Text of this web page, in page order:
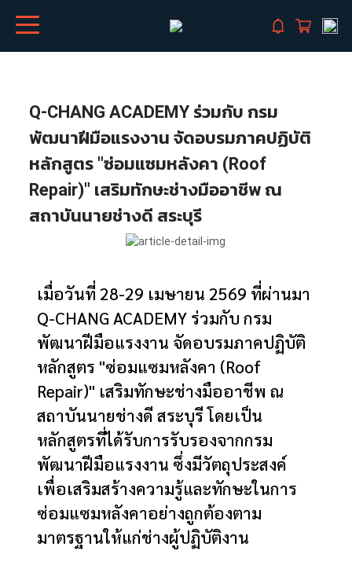
Q-CHANG ACADEMY ร่วมกับ กรม
พัฒนาฝีมือแรงงาน จัดอบรมภาคปฏิบัติ
หลักสูตร "ซ่อมแซมหลังคา (Roof
Repair)" เสริมทักษะช่างมืออาชีพ ณ
สถาบันนายช่างดี สระบุรี
เมื่อวันที่ 28-29 เมษายน 2569 ที่ผ่านมา
Q-CHANG ACADEMY ร่วมกับ กรม
พัฒนาฝีมือแรงงาน จัดอบรมภาคปฏิบัติ
หลักสูตร "ซ่อมแซมหลังคา (Roof
Repair)" เสริมทักษะช่างมืออาชีพ ณ
สถาบันนายช่างดี สระบุรี โดยเป็น
หลักสูตรที่ได้รับการรับรองจากกรม
พัฒนาฝีมือแรงงาน ซึ่งมีวัตถุประสงค์
เพื่อเสริมสร้างความรู้และทักษะในการ
ซ่อมแซมหลังคาอย่างถูกต้องตาม
มาตรฐานให้แก่ช่างผู้ปฏิบัติงาน